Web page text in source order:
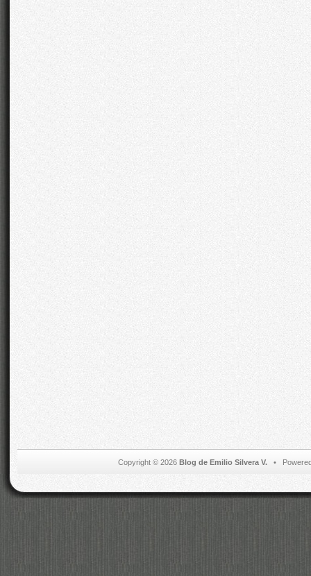
Copyright © 2026 Blog de Emilio Silvera V.•